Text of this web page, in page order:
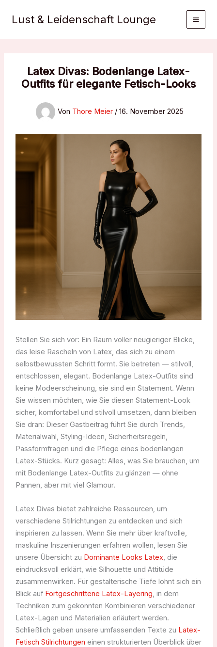
InhaltLust & Leidenschaft Lounge
Latex Divas: Bodenlange Latex-
Outfits für elegante Fetisch-Looks
Von Thore Meier / 16. November 2025
Stellen Sie sich vor: Ein Raum voller neugieriger Blicke,
das leise Rascheln von Latex, das sich zu einem
selbstbewussten Schritt formt. Sie betreten — stilvoll,
entschlossen, elegant. Bodenlange Latex-Outfits sind
keine Modeerscheinung, sie sind ein Statement. Wenn
Sie wissen möchten, wie Sie diesen Statement-Look
sicher, komfortabel und stilvoll umsetzen, dann bleiben
Sie dran: Dieser Gastbeitrag führt Sie durch Trends,
Materialwahl, Styling-Ideen, Sicherheitsregeln,
Passformfragen und die Pflege eines bodenlangen
Latex-Stücks. Kurz gesagt: Alles, was Sie brauchen, um
mit Bodenlange Latex-Outfits zu glänzen — ohne
Pannen, aber mit viel Glamour.
Latex Divas bietet zahlreiche Ressourcen, um
verschiedene Stilrichtungen zu entdecken und sich
inspirieren zu lassen. Wenn Sie mehr über kraftvolle,
maskuline Inszenierungen erfahren wollen, lesen Sie
unsere Übersicht zu Dominante Looks Latex, die
eindrucksvoll erklärt, wie Silhouette und Attitüde
zusammenwirken. Für gestalterische Tiefe lohnt sich ein
Blick auf Fortgeschrittene Latex-Layering, in dem
Techniken zum gekonnten Kombinieren verschiedener
Latex-Lagen und Materialien erläutert werden.
Schließlich geben unsere umfassenden Texte zu Latex-
Fetisch Stilrichtungen einen strukturierten Überblick über